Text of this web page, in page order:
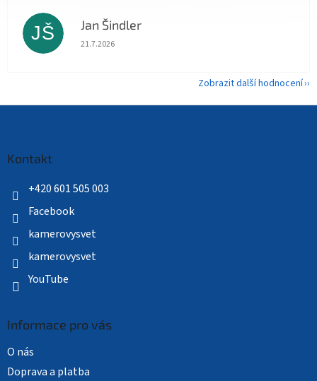
JŠ Jan Šindler
Hodnocení obchodu je 5 z 5 hvězdiček.
21.7.2026
Zobrazit další hodnocení
Kontakt
+420 601 505 003
Facebook
kamerovysvet
kamerovysvet
YouTube
Informace pro vás
O nás
Doprava a platba